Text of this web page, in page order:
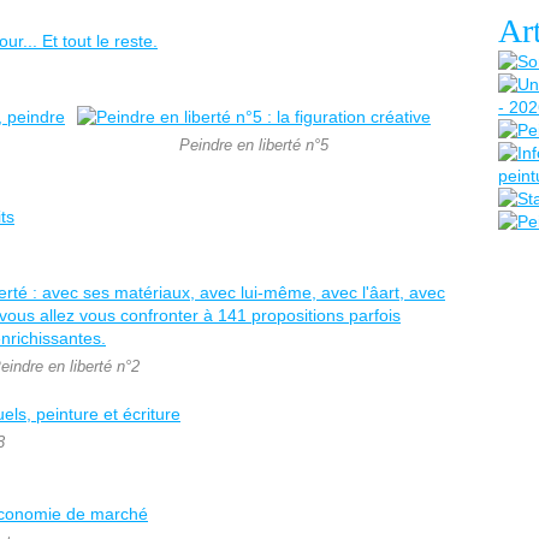
Peindre en liberté n°5
en liberté n°2